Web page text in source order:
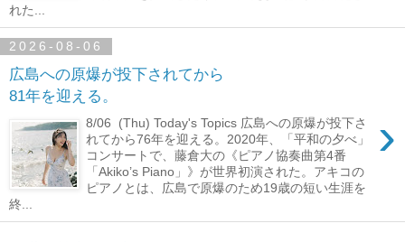
れた...
2026-08-06
広島への原爆が投下されてから
81年を迎える。
›
8/06 (Thu) Today's Topics 広島への原爆が投下さ
れてから76年を迎える。2020年、「平和の夕べ」
コンサートで、藤倉大の《ピアノ協奏曲第4番
「Akiko’s Piano」》が世界初演された。アキコの
ピアノとは、広島で原爆のため19歳の短い生涯を
終...